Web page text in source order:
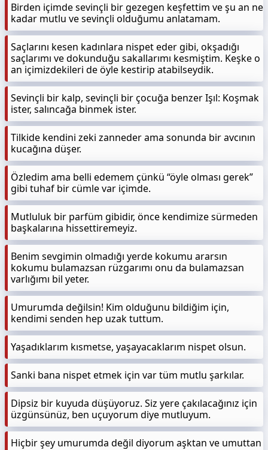
Birden içimde sevinçli bir gezegen keşfettim ve şu an ne
kadar mutlu ve sevinçli olduğumu anlatamam.
Saçlarını kesen kadınlara nispet eder gibi, okşadığı
saçlarımı ve dokunduğu sakallarımı kesmiştim. Keşke o
an içimizdekileri de öyle kestirip atabilseydik.
Sevinçli bir kalp, sevinçli bir çocuğa benzer Işıl: Koşmak
ister, salıncağa binmek ister.
Tilkide kendini zeki zanneder ama sonunda bir avcının
kucağına düşer.
Özledim ama belli edemem çünkü “öyle olması gerek”
gibi tuhaf bir cümle var içimde.
Mutluluk bir parfüm gibidir, önce kendimize sürmeden
başkalarına hissettiremeyiz.
Benim sevgimin olmadığı yerde kokumu ararsın
kokumu bulamazsan rüzgarımı onu da bulamazsan
varlığımı bil yeter.
Umurumda değilsin! Kim olduğunu bildiğim için,
kendimi senden hep uzak tuttum.
Yaşadıklarım kısmetse, yaşayacaklarım nispet olsun.
Sanki bana nispet etmek için var tüm mutlu şarkılar.
Dipsiz bir kuyuda düşüyoruz. Siz yere çakılacağınız için
üzgünsünüz, ben uçuyorum diye mutluyum.
Hiçbir şey umurumda değil diyorum aşktan ve umuttan